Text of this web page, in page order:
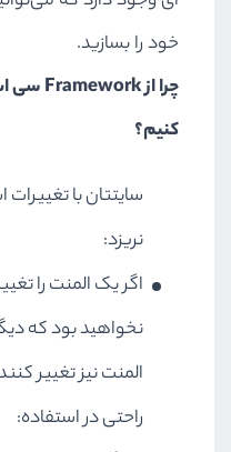
خود را بسازید.
کنیم؟
سایتتان با
نریزد:
اگر یک المنت را
نخواهید بود که
المنت نیز تغییر
راحتی در استفاده: